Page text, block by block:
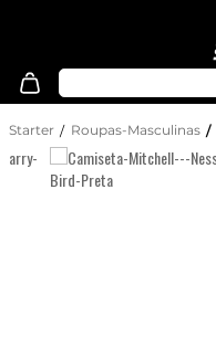
Starter Roupas-Masculinas